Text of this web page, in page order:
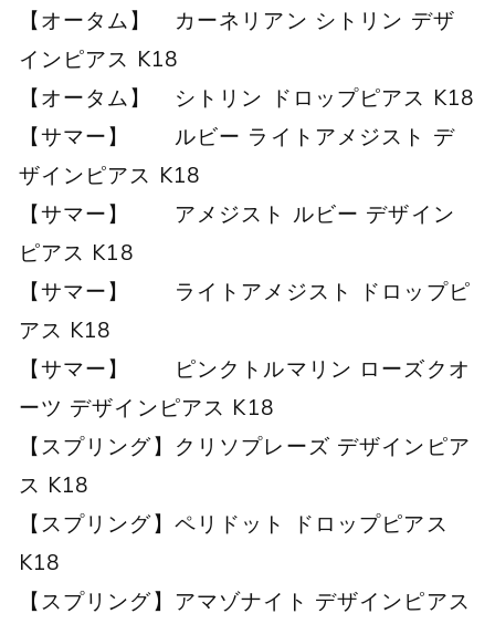
【オータム】 カーネリアン シトリン デザ
インピアス K18
【オータム】 シトリン ドロップピアス K18
【サマー】 ルビー ライトアメジスト デ
ザインピアス K18
【サマー】 アメジスト ルビー デザイン
ピアス K18
【サマー】 ライトアメジスト ドロップピ
アス K18
【サマー】 ピンクトルマリン ローズクオ
ーツ デザインピアス K18
【スプリング】クリソプレーズ デザインピア
ス K18
【スプリング】ペリドット ドロップピアス
K18
【スプリング】アマゾナイト デザインピアス